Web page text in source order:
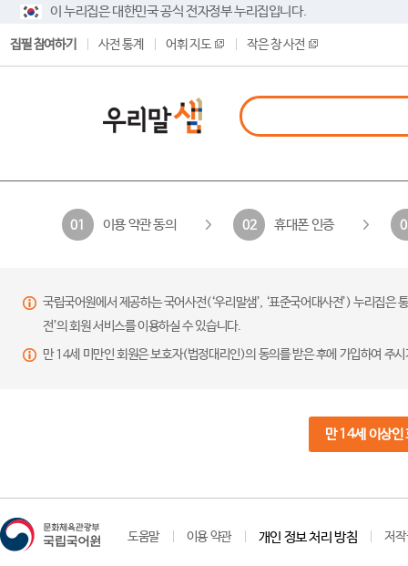
이 누리집은 대한민국 공식 전자정부 누리집입니다.
집필 참여하기 사전 통계 어휘 지도 작은 창 사전
01 이용 약관 동의 02 휴대폰 인증
국립국어원에서 제공하는 국어사전(‘우리말샘’, ‘표준국어대사전’) 누리집
전’의 회원 서비스를 이용하실 수 있습니다.
만 14세 미만인 회원은 보호자(법정대리인)의 동의를 받은 후에 가입하여 주
만 14세 이상인
도움말 이용 약관 개인 정보 처리 방침 저